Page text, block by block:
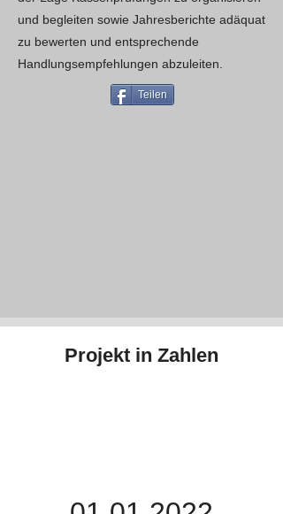
und begleiten sowie Jahresberichte adäquat
zu bewerten und entsprechende
Handlungsempfehlungen abzuleiten.
Teilen
Projekt in Zahlen